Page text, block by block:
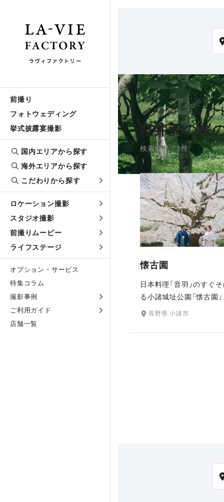
前撮り
フォトウェディング
挙式披露宴撮影
国内エリアから探す
海外エリアから探す
こだわりから探す
ロケーション撮影
スタジオ撮影
前撮りムービー
ライフステージ
オプション・サービス
特集コラム
撮影事例
ご利用ガイド
店舗一覧
軽井沢の桜
検索結果：1件
懐古園
日本料理「音羽」のすぐ
る小諸城址公園「懐古園
時代の夢の跡に浸りなが
緑、雪景色も魅力的で、
長野県 小諸市